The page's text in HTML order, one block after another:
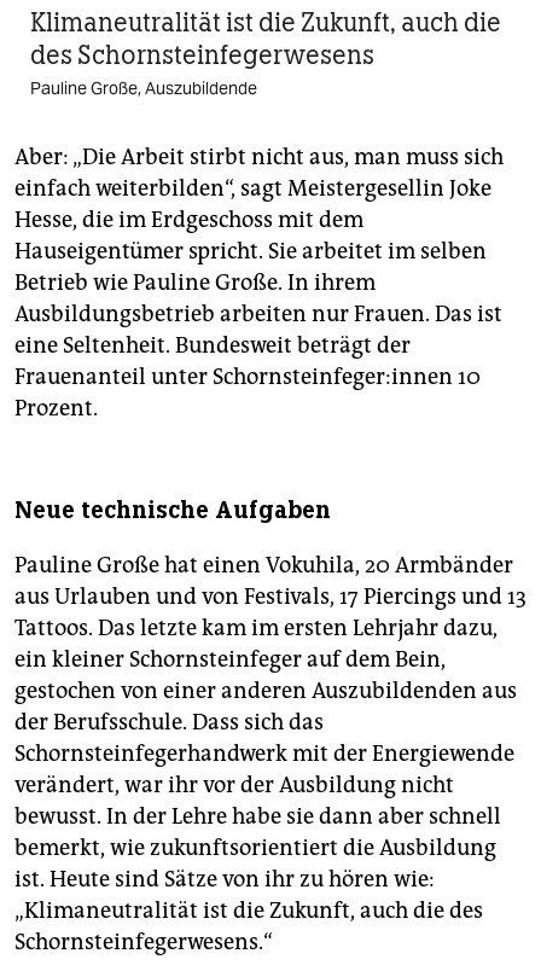
Klimaneutralität ist die Zukunft, auch die
des Schornstein­fegerwesens
Pauline Große, Auszubildende
Aber: „Die Arbeit stirbt nicht aus, man muss sich
einfach weiterbilden“, sagt Meistergesellin Joke
Hesse, die im Erdgeschoss mit dem
Hauseigentümer spricht. Sie arbeitet im selben
Betrieb wie Pauline Große. In ihrem
Ausbildungsbetrieb arbeiten nur Frauen. Das ist
eine Seltenheit. Bundesweit beträgt der
Frauenanteil unter Schorn­stein­fe­ge­r:in­nen 10
Prozent.
Neue technische Aufgaben
Pauline Große hat einen Vokuhila, 20 Armbänder
aus Urlauben und von Festivals, 17 Piercings und 13
Tattoos. Das letzte kam im ersten Lehrjahr dazu,
ein kleiner Schornsteinfeger auf dem Bein,
gestochen von einer anderen Auszubildenden aus
der Berufsschule. Dass sich das
Schornsteinfegerhandwerk mit der Energiewende
verändert, war ihr vor der Ausbildung nicht
bewusst. In der Lehre habe sie dann aber schnell
bemerkt, wie zukunftsorientiert die Ausbildung
ist. Heute sind Sätze von ihr zu hören wie:
„Klimaneutralität ist die Zukunft, auch die des
Schornsteinfegerwesens.“